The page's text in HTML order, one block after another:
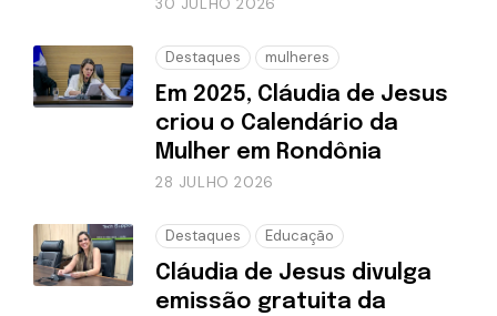
30 JULHO 2026
Destaques mulheres
Em 2025, Cláudia de Jesus
criou o Calendário da
Mulher em Rondônia
28 JULHO 2026
Destaques Educação
Cláudia de Jesus divulga
emissão gratuita da